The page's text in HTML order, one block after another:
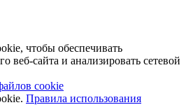
чтобы обеспечивать
веб-сайта и анализировать сетевой
cookie
Правила использования